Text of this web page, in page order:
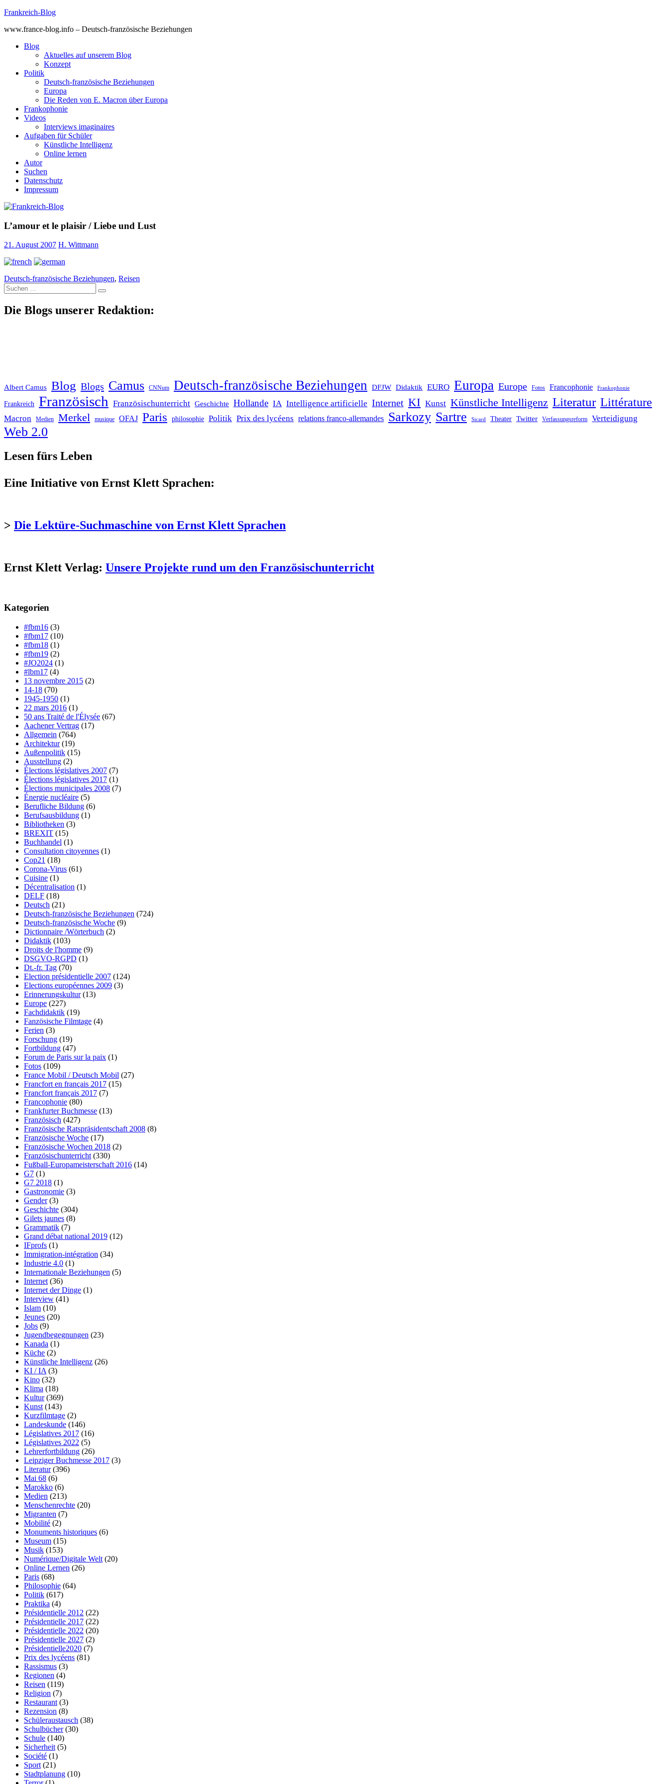
Skip
content
Frankreich-Blog
www.france-blog.info – Deutsch-französische Beziehungen
Blog
Aktuelles auf unserem Blog
Konzept
Politik
Deutsch-französische Beziehungen
Europa
Die Reden von E. Macron über Europa
Frankophonie
Videos
Interviews imaginaires
Aufgaben für Schüler
Künstliche Intelligenz
Online lernen
Autor
Suchen
Datenschutz
Impressum
L’amour et le plaisir / Liebe und Lust
21. August 2007 H. Wittmann
Deutsch-französische Beziehungen, Reisen
Suche
nach:
Die Blogs unserer Redaktion:
Albert Camus Blog Blogs Camus CNNum Deutsch-französische Beziehungen DFJW Didaktik EURO Europa Europe Fotos Francophonie Frankophonie
Frankreich Französisch Französischunterricht Geschichte Hollande IA Intelligence artificielle Internet KI Kunst Künstliche Intelligenz Literatur Littérature
Macron Medien Merkel musique OFAJ Paris philosophie Politik Prix des lycéens relations franco-allemandes Sarkozy Sartre Sicard Theater Twitter Verfassungsreform Verteidigung
Web 2.0
Lesen fürs Leben
Eine Initiative von Ernst Klett Sprachen:
> Die Lektüre-Suchmaschine von Ernst Klett Sprachen
Ernst Klett Verlag: Unsere Projekte rund um den Französischunterricht
Kategorien
#fbm16 (3)
#fbm17 (10)
#fbm18 (1)
#fbm19 (2)
#JO2024 (1)
#lbm17 (4)
13 novembre 2015 (2)
14-18 (70)
1945-1950 (1)
22 mars 2016 (1)
50 ans Traité de l'Élysée (67)
Aachener Vertrag (17)
Allgemein (764)
Architektur(19)
Außenpolitik (15)
Ausstellung (2)
Élections législatives 2007 (7)
Élections législatives 2017 (1)
Élections municipales 2008 (7)
Énergie nucléaire (5)
Berufliche Bildung (6)
Berufsausbildung (1)
Bibliotheken (3)
BREXIT (15)
Buchhandel (1)
Consultation citoyennes (1)
Cop21 (18)
Corona-Virus (61)
Cuisine (1)
Décentralisation (1)
DELF (18)
Deutsch (21)
Deutsch-französische Beziehungen (724)
Deutsch-französische Woche (9)
Dictionnaire /Wörterbuch (2)
Didaktik (103)
Droits de l'homme (9)
DSGVO-RGPD (1)
Dt.-fr. Tag (70)
Election présidentielle 2007 (124)
Elections européennes 2009 (3)
Erinnerungskultur(13)
Europe (227)
Fachdidaktik (19)
Fanzösische Filmtage (4)
Ferien (3)
Forschung (19)
Fortbildung (47)
Forum de Paris sur la paix (1)
Fotos (109)
France Mobil / Deutsch Mobil (27)
Francfort en français 2017 (15)
Francfort français 2017 (7)
Francophonie (80)
Frankfurter Buchmesse (13)
Französisch (427)
Französische Ratspräsidentschaft 2008 (8)
Französische Woche (17)
Französische Wochen 2018 (2)
Französischunterricht (330)
Fußball-Europameisterschaft 2016 (14)
G7 (1)
G7 2018 (1)
Gastronomie (3)
Gender(3)
Geschichte (304)
Gilets jaunes (8)
Grammatik (7)
Grand débat national 2019 (12)
IFprofs (1)
Immigration-intégration (34)
Industrie 4.0 (1)
Internationale Beziehungen (5)
Internet (36)
Internet der Dinge (1)
Interview (41)
Islam (10)
Jeunes (20)
Jobs (9)
Jugendbegegnungen (23)
Kanada (1)
Küche (2)
Künstliche Intelligenz (26)
KI / IA (3)
Kino (32)
Klima (18)
Kultur(369)
Kunst (143)
Kurzfilmtage (2)
Landeskunde (146)
Législatives 2017 (16)
Législatives 2022 (5)
Lehrerfortbildung (26)
Leipziger Buchmesse 2017 (3)
Literatur(396)
Mai 68 (6)
Marokko (6)
Medien (213)
Menschenrechte (20)
Migranten (7)
Mobilité (2)
Monuments historiques (6)
Museum (15)
Musik (153)
Numérique/Digitale Welt (20)
Online Lernen (26)
Paris (68)
Philosophie (64)
Politik (617)
Praktika (4)
Présidentielle 2012 (22)
Présidentielle 2017 (22)
Présidentielle 2022 (20)
Présidentielle 2027 (2)
Présidentielle2020 (7)
Prix des lycéens (81)
Rassismus (3)
Regionen (4)
Reisen (119)
Religion (7)
Restaurant (3)
Rezension (8)
Schüleraustausch (38)
Schulbücher(30)
Schule (140)
Sicherheit (5)
Société (1)
Sport (21)
Stadtplanung (10)